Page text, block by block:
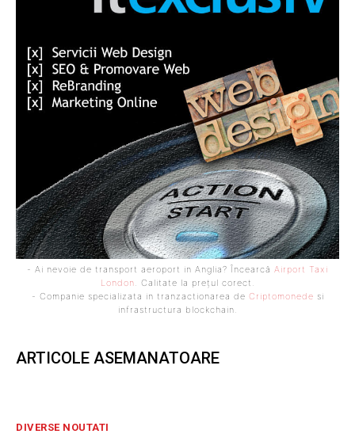
- Ai nevoie de transport aeroport in Anglia? Încearcă Airport Taxi
London . Calitate la prețul corect.
- Companie specializata in tranzactionarea de Criptomonede si
infrastructura blockchain.
ARTICOLE ASEMANATOARE
DIVERSE NOUTATI